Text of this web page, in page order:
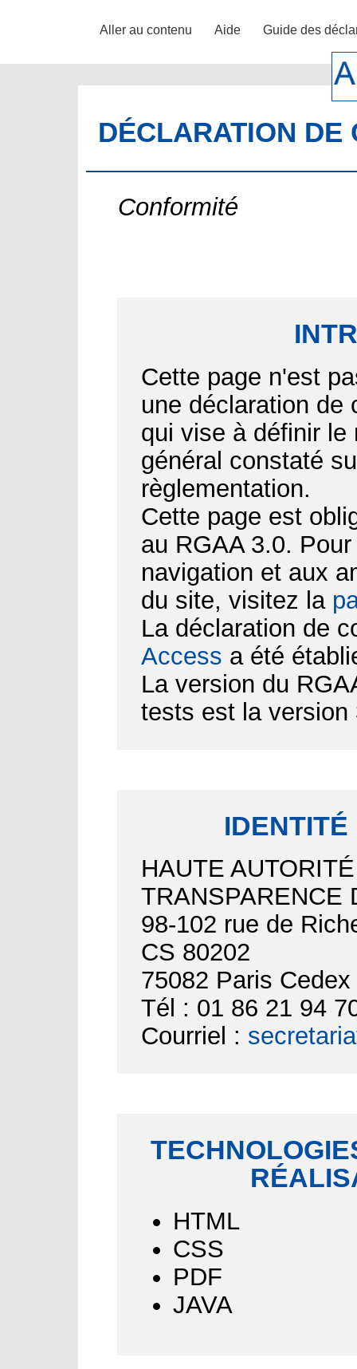
Aller au contenu Aide Guide des
DÉCLARATION DE
Conformité
Cette page n'est
une déclaration de
qui vise à définir
général constaté
règlementation.
Cette page est
au RGAA 3.0.
navigation et aux
du site, visitez la
La déclaration de
Access a été
La version du
tests est la version
HAUTE
TRANSPARENCE
98-102 rue de
CS 80202
75082 Paris Cedex
Tél : 01 86 21 94
Courriel :
HTML
CSS
PDF
JAVA